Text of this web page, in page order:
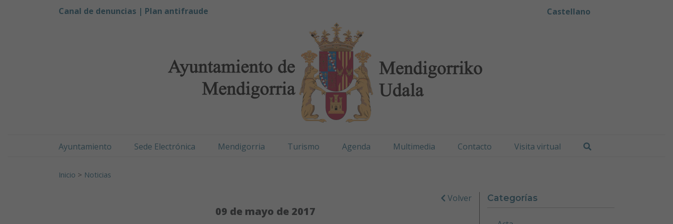
Ayuntamiento de Mendigorria / Mendigorriko Udala
Canal de denuncias | Plan antifraude Castellano
Ayuntamiento Sede Electrónica Mendigorria Turismo Agenda Multimedia Contacto Visita virtual
Inicio > Noticias
Volver
09 de mayo de 2017
Categorías